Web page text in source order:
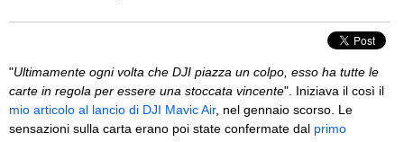
"Ultimamente ogni volta che DJI piazza un colpo, esso ha tutte le
carte in regola per essere una stoccata vincente". Iniziava il così il
mio articolo al lancio di DJI Mavic Air, nel gennaio scorso. Le
sensazioni sulla carta erano poi state confermate dal primo